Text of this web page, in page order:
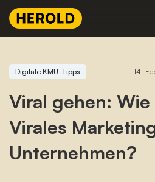
Digitale KMU-Tipps 14.
Viral gehen:
Virales
Unternehmen?